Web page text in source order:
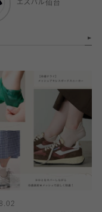
エスパル仙台